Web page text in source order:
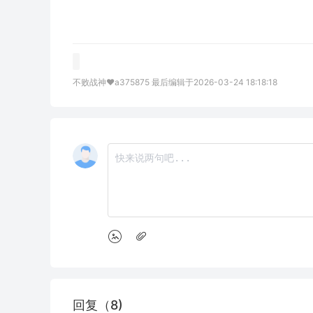
不败战神❤️a375875 最后编辑于2026-03-24 18:18:18
回复（8)